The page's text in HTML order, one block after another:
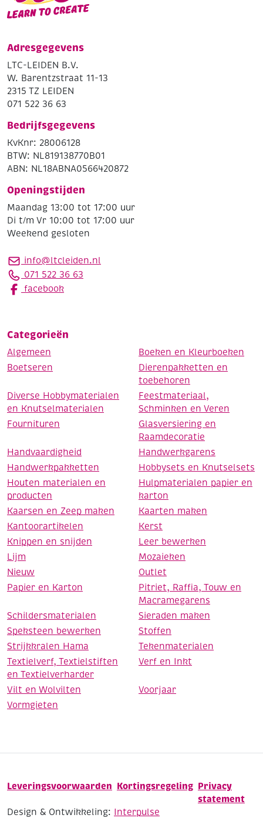
Adresgegevens
LTC-LEIDEN B.V.
W. Barentzstraat 11-13
2315 TZ LEIDEN
071 522 36 63
Bedrijfsgegevens
KvKnr: 28006128
BTW: NL819138770B01
ABN: NL18ABNA0566420872
Openingstijden
Maandag 13:00 tot 17:00 uur
Di t/m Vr 10:00 tot 17:00 uur
Weekend gesloten
info@ltcleiden.nl
071 522 36 63
facebook
Categorieën
Algemeen
Boeken en Kleurboeken
Boetseren
Dierenpakketten en
toebehoren
Diverse Hobbymaterialen
en Knutselmaterialen
Feestmateriaal,
Schminken en Veren
Fournituren
Glasversiering en
Raamdecoratie
Handvaardigheid
Handwerkgarens
Handwerkpakketten
Hobbysets en Knutselsets
Houten materialen en
producten
Hulpmaterialen papier en
karton
Kaarsen en Zeep maken
Kaarten maken
Kantoorartikelen
Kerst
Knippen en snijden
Leer bewerken
Lijm
Mozaieken
Nieuw
Outlet
Papier en Karton
Pitriet, Raffia, Touw en
Macramegarens
Schildersmaterialen
Sieraden maken
Speksteen bewerken
Stoffen
Strijkkralen Hama
Tekenmaterialen
Textielverf, Textielstiften
en Textielverharder
Verf en Inkt
Vilt en Wolvilten
Voorjaar
Vormgieten
Leveringsvoorwaarden Kortingsregeling Privacy
statement
Design & Ontwikkeling: Interpulse